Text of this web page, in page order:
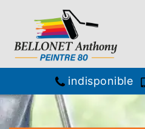
indisponible